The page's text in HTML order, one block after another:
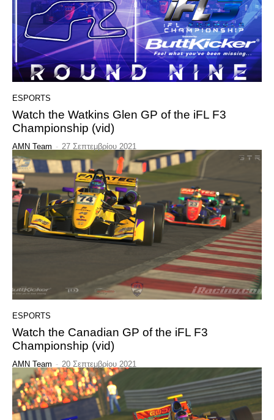
ESPORTS
Watch the Watkins Glen GP of the iFL F3
Championship (vid)
AMN Team - 27 Σεπτεμβρίου 2021
ESPORTS
Watch the Canadian GP of the iFL F3
Championship (vid)
AMN Team - 20 Σεπτεμβρίου 2021